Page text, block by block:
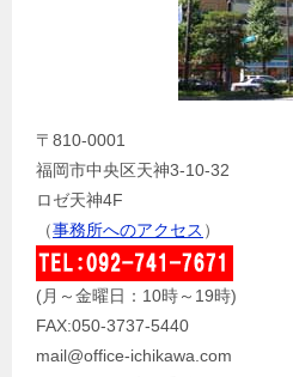
〒810-0001
福岡市中央区天神3-10-32
ロゼ天神4F
（事務所へのアクセス ）
(月～金曜日：10時～19時)
FAX:050-3737-5440
mail@office-ichikawa.com